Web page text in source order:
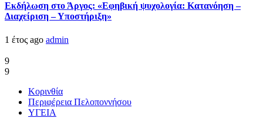
Εκδήλωση στο Άργος: «Εφηβική ψυχολογία: Κατανόηση –
Διαχείριση – Υποστήριξη»
1 έτος ago admin
9
9
Κορινθία
Περιφέρεια Πελοποννήσου
ΥΓΕΙΑ